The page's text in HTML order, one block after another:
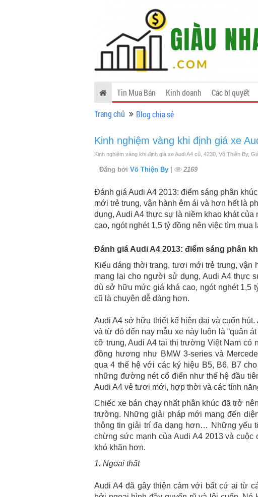
Tin Mua Bán Kinh doanh Các bí quyết
Trang chủ
Blog chia sẻ
Kinh nghiệm vàng khi định giá xe
Kinh nghiệm vàng khi định giá xe Audi A4 cũ, 4230, Võ Thiện By,
Đăng bởi Võ Thiện By | 2169
Đánh giá Audi A4 2013: điểm sáng phân
mới trẻ trung, vận hành êm ái và hơn hết là
dụng, Audi A4 thực sự là niềm khao khát
cao, ngót nghét 1,5 tỷ đồng nên việc tìm mua
Đánh giá Audi A4 2013: điểm sáng phân
Kiểu dáng thời trang, tươi mới trẻ trung, vận
mang lại cho người sử dụng, Audi A4 thực
dù sở hữu mức giá khá cao, ngót nghét 1,5
cũ là chuyện dễ dàng hơn.
Audi A4 sở hữu thiết kế hiện đại và cuốn
và từ đó đến nay mẫu xe này luôn là “quân
cỡ trung, Audi A4 tại thị trường Việt Nam có
đồng hương như BMW 3-series và
qua 4 thế hệ với các ký hiệu B5, B6, B7
những đường nét cổ điển như thế hệ đầu
Audi A4 vẻ tươi mới, hợp thời và các tính
Chiếc xe bán chạy nhất phân khúc đã trở
trường. Những giải pháp mới mang đến
thông tin giải trí đa dạng hơn… Những yếu
chừng sức mạnh của Audi A4 2013 và
khó khăn hơn.
1. Ngoại thất
Audi A4 đã gây thiện cảm với bất cứ ai từ